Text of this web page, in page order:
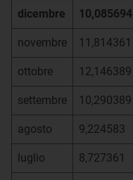
dicembre 10,085694
novembre 11,814361
ottobre 12,146389
settembre 10,290389
agosto 9,224583
luglio 8,727361